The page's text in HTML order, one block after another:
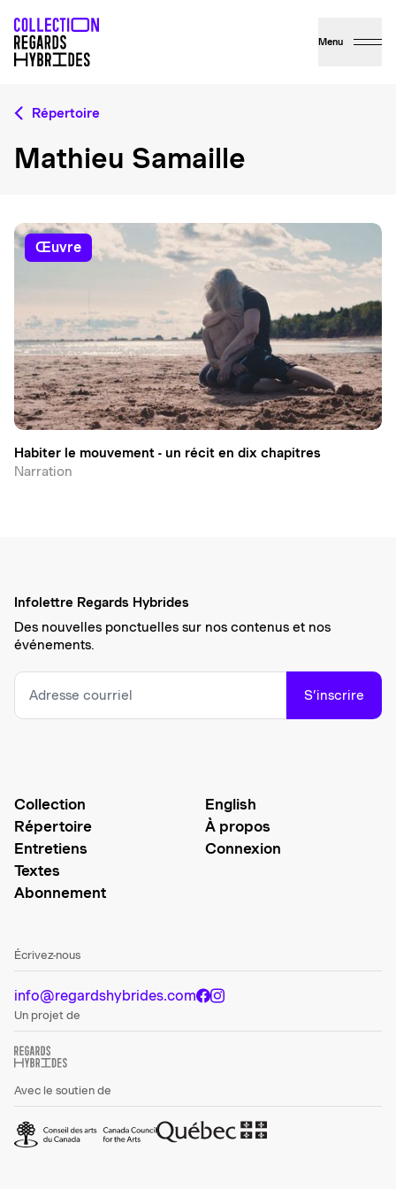
Menu
Répertoire
Mathieu Samaille
œuvre
Habiter le mouvement - un récit en dix chapitres
Narration
Infolettre Regards Hybrides
Des nouvelles ponctuelles sur nos contenus et nos
événements.
S’inscrire
Collection
Répertoire
Entretiens
Textes
Abonnement
English
À propos
Connexion
Écrivez-nous
info@regardshybrides.com
Un projet de
Avec le soutien de